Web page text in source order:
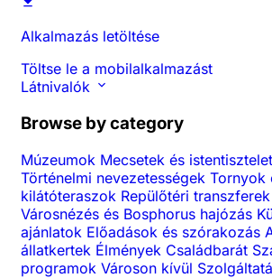
Alkalmazás letöltése
Töltse le a mobilalkalmazást
Látnivalók
Browse by category
Múzeumok Mecsetek és
Történelmi nevezetességek Tornyok
kilátóteraszok Repülőtéri
Városnézés és Bosphorus hajózás
ajánlatok Előadások és szórakozás
állatkertek Élmények Családbarát
programok Városon kívül